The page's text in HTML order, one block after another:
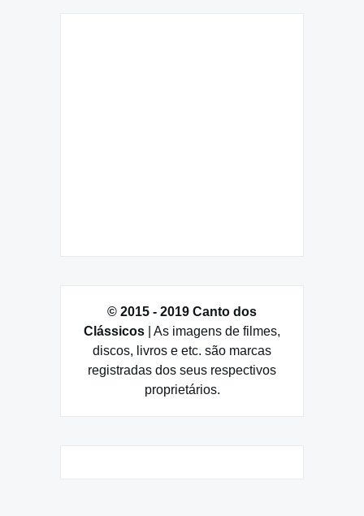
© 2015 - 2019 Canto dos
Clássicos | As imagens de filmes,
discos, livros e etc. são marcas
registradas dos seus respectivos
proprietários.